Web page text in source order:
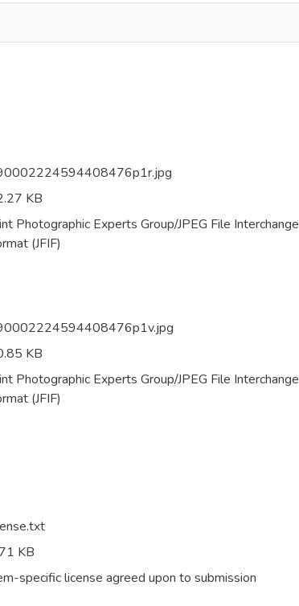
KB
Photographic Experts Group/JPEG File Interchange
(JFIF)
KB
Photographic Experts Group/JPEG File Interchange
(JFIF)
KB
specific license agreed upon to submission